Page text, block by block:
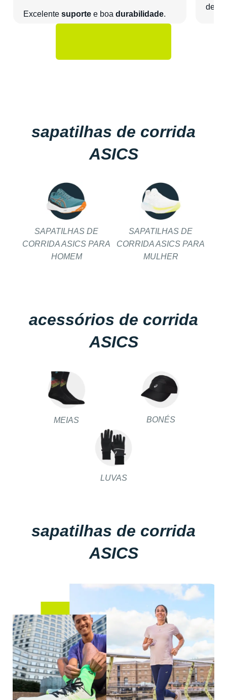
Excelente suporte e boa durabilidade.
de
sapatilhas de corrida
ASICS
SAPATILHAS DE
CORRIDA ASICS PARA
HOMEM
SAPATILHAS DE
CORRIDA ASICS PARA
MULHER
acessórios de corrida
ASICS
MEIAS BONÉS
LUVAS
sapatilhas de corrida
ASICS